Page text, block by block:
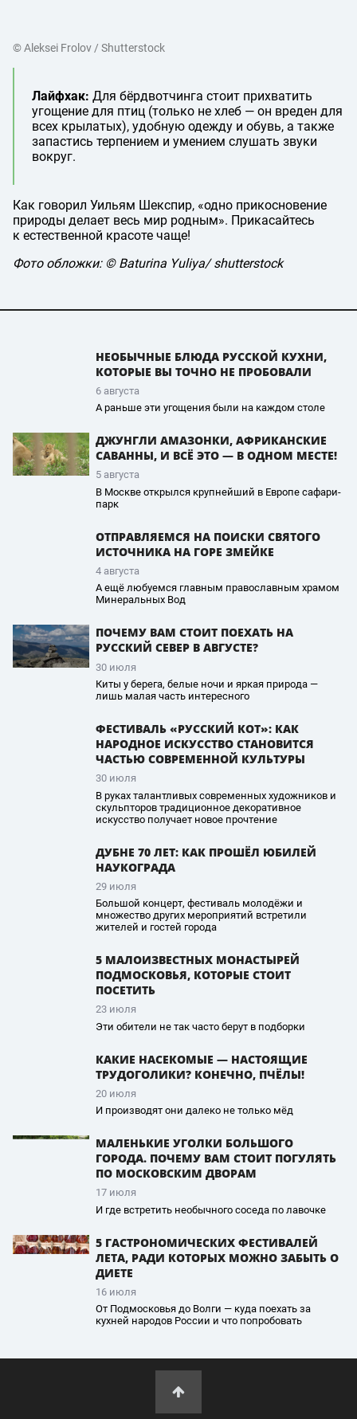
© Aleksei Frolov / Shutterstock
Лайфхак: Для бёрдвотчинга стоит прихватить
угощение для птиц (только не хлеб — он вреден для
всех крылатых), удобную одежду и обувь, а также
запастись терпением и умением слушать звуки
вокруг.
Как говорил Уильям Шекспир, «одно прикосновение
природы делает весь мир родным». Прикасайтесь
к естественной красоте чаще!
Фото обложки: © Baturina Yuliya/ shutterstock
НЕОБЫЧНЫЕ БЛЮДА РУССКОЙ КУХНИ,
КОТОРЫЕ ВЫ ТОЧНО НЕ ПРОБОВАЛИ
6 августа
А раньше эти угощения были на каждом столе
ДЖУНГЛИ АМАЗОНКИ, АФРИКАНСКИЕ
САВАННЫ, И ВСЁ ЭТО — В ОДНОМ МЕСТЕ!
5 августа
В Москве открылся крупнейший в Европе сафари-
парк
ОТПРАВЛЯЕМСЯ НА ПОИСКИ СВЯТОГО
ИСТОЧНИКА НА ГОРЕ ЗМЕЙКЕ
4 августа
А ещё любуемся главным православным храмом
Минеральных Вод
ПОЧЕМУ ВАМ СТОИТ ПОЕХАТЬ НА
РУССКИЙ СЕВЕР В АВГУСТЕ?
30 июля
Киты у берега, белые ночи и яркая природа —
лишь малая часть интересного
ФЕСТИВАЛЬ «РУССКИЙ КОТ»: КАК
НАРОДНОЕ ИСКУССТВО СТАНОВИТСЯ
ЧАСТЬЮ СОВРЕМЕННОЙ КУЛЬТУРЫ
30 июля
В руках талантливых современных художников и
скульпторов традиционное декоративное
искусство получает новое прочтение
ДУБНЕ 70 ЛЕТ: КАК ПРОШЁЛ ЮБИЛЕЙ
НАУКОГРАДА
29 июля
Большой концерт, фестиваль молодёжи и
множество других мероприятий встретили
жителей и гостей города
5 МАЛОИЗВЕСТНЫХ МОНАСТЫРЕЙ
ПОДМОСКОВЬЯ, КОТОРЫЕ СТОИТ
ПОСЕТИТЬ
23 июля
Эти обители не так часто берут в подборки
КАКИЕ НАСЕКОМЫЕ — НАСТОЯЩИЕ
ТРУДОГОЛИКИ? КОНЕЧНО, ПЧЁЛЫ!
20 июля
И производят они далеко не только мёд
МАЛЕНЬКИЕ УГОЛКИ БОЛЬШОГО
ГОРОДА. ПОЧЕМУ ВАМ СТОИТ ПОГУЛЯТЬ
ПО МОСКОВСКИМ ДВОРАМ
17 июля
И где встретить необычного соседа по лавочке
5 ГАСТРОНОМИЧЕСКИХ ФЕСТИВАЛЕЙ
ЛЕТА, РАДИ КОТОРЫХ МОЖНО ЗАБЫТЬ О
ДИЕТЕ
16 июля
От Подмосковья до Волги — куда поехать за
кухней народов России и что попробовать